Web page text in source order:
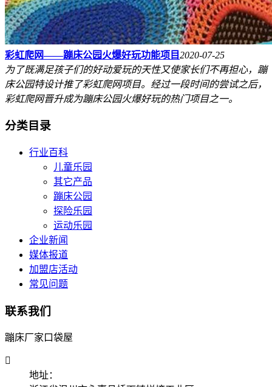
彩虹爬网——蹦床公园火爆好玩功能项目2020-07-25
为了既满足孩子们的好动爱玩的天性又使家长们不再担心，蹦
床公园特设计推了彩虹爬网项目。经过一段时间的尝试之后，
彩虹爬网晋升成为蹦床公园火爆好玩的热门项目之一。
分类目录
行业百科
儿童乐园
其它产品
蹦床公园
探险乐园
运动乐园
企业新闻
媒体报道
加盟店活动
常见问题
联系我们
蹦床厂家口袋屋

地址：